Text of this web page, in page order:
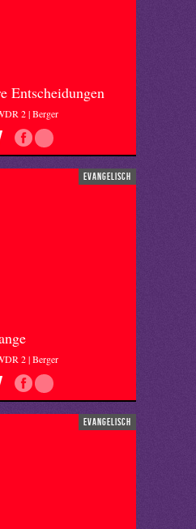
Entscheidungen
2 | Berger
evangelisch
2 | Berger
evangelisch